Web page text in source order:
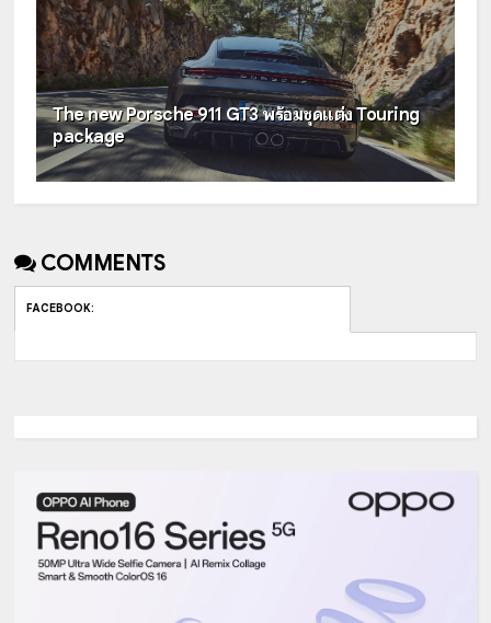
The new Porsche 911 GT3 พร้อมชุดแต่ง Touring
package
COMMENTS
FACEBOOK: